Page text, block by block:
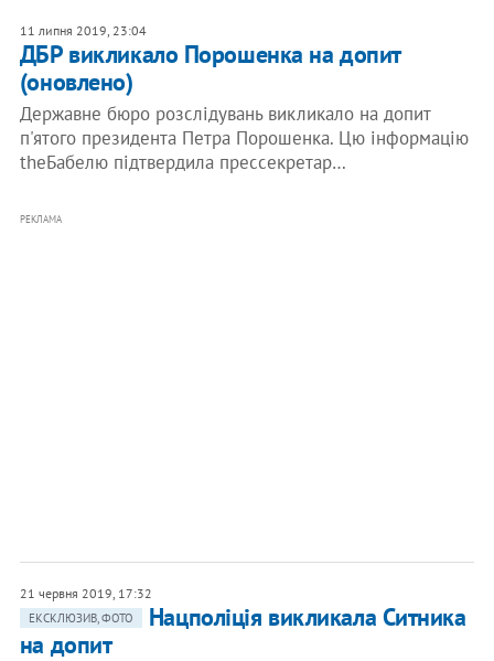
11 липня 2019, 23:04
ДБР викликало Порошенка на допит
(оновлено)
Державне бюро розслідувань викликало на допит
п'ятого президента Петра Порошенка. Цю інформацію
theБабелю підтвердила прессекретар…
РЕКЛАМА
21 червня 2019, 17:32
ЕКСКЛЮЗИВ, ФОТО
Нацполіція викликала Ситника
на допит